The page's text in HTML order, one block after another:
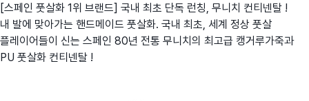
[스페인 풋살화 1위 브랜드] 국내 최초 단독 런칭, 무니치 컨티넨탈 !
내 발에 맞아가는 핸드메이드 풋살화. 국내 최초, 세계 정상 풋살
플레이어들이 신는 스페인 80년 전통 무니치의 최고급 캥거루가죽과
PU 풋살화 컨티넨탈 !